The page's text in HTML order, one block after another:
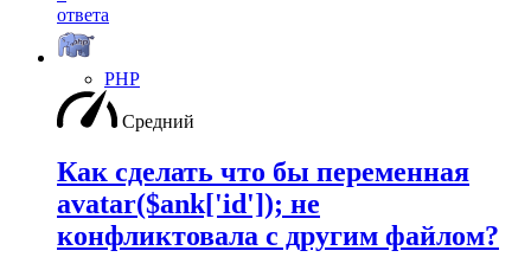
ответа
PHP
Средний
Как сделать что бы переменная
avatar($ank['id']); не
конфликтовала с другим файлом?